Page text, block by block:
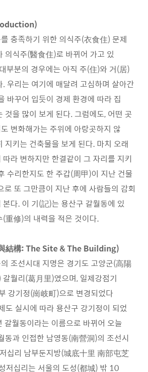
충족하기 위한 의식주(衣食住) 문제
의식주(醫食住)로 바뀌어 가고 있
부분의 경우에는 아직 주(住)와 거(居)
우리는 여기에 매달려 고심하며 살아간
바꾸어 입듯이 경제 환경에 따라 집
것을 많이 보게 된다. 그럼에도, 어떤 곳
변화해가는 주위에 아랑곳하지 않
지키는 건축물을 보게 된다. 마치 오래
라 변하지만 한결같이 그 자리를 지키
수리한지도 한 주갑(周甲)이 지난 건물
로 또 그만큼이 지난 후에 사람들의 감회
다. 이 기(記)는 용산구 갈월동에 있
重修)의 내력을 적은 것이다.
結構: The Site & The Building)
조선시대 지명은 경기도 고양군(高陽
월리(葛月里)였으며, 일제강점기
강기정(崗岐町)으로 변경되었다
실시에 따라 용산구 강기정이 되었
월동이라는 이름으로 바뀌어 오늘
동과 인접한 남영동(南營洞)의 조선시
십리 남부둔지방(城底十里 南部屯芝
저십리는 서울의 도성(都城) 밖 10